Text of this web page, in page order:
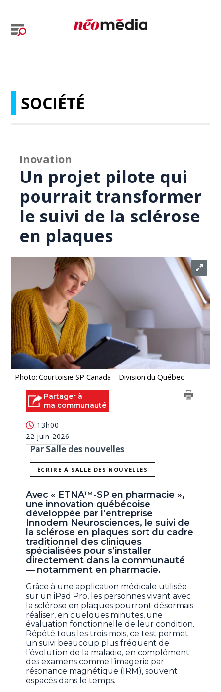
SOCIÉTÉ
Inovation
Un projet pilote qui
pourrait transformer
le suivi de la sclérose
en plaques
Photo: Courtoisie SP Canada – Division du Québec
Partager à
ma communauté
13h00
22 juin 2026
Par Salle des nouvelles
ÉCRIRE À SALLE DES NOUVELLES
Avec « ETNA™-SP en pharmacie »,
une innovation québécoise
développée par l’entreprise
Innodem Neurosciences, le suivi de
la sclérose en plaques sort du cadre
traditionnel des cliniques
spécialisées pour s’installer
directement dans la communauté
— notamment en pharmacie.
Grâce à une application médicale utilisée
sur un iPad Pro, les personnes vivant avec
la sclérose en plaques pourront désormais
réaliser, en quelques minutes, une
évaluation fonctionnelle de leur condition.
Répété tous les trois mois, ce test permet
un suivi beaucoup plus fréquent de
l’évolution de la maladie, en complément
des examens comme l’imagerie par
résonance magnétique (IRM), souvent
espacés dans le temps.